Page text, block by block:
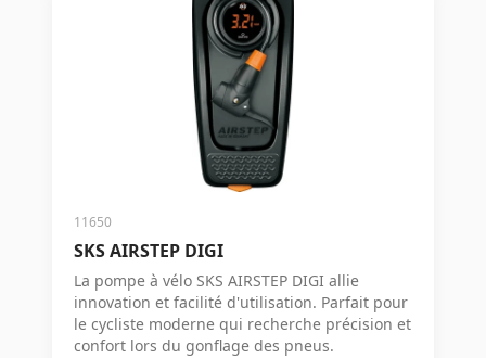
11650
SKS AIRSTEP DIGI
La pompe à vélo SKS AIRSTEP DIGI allie
innovation et facilité d'utilisation. Parfait pour
le cycliste moderne qui recherche précision et
confort lors du gonflage des pneus.